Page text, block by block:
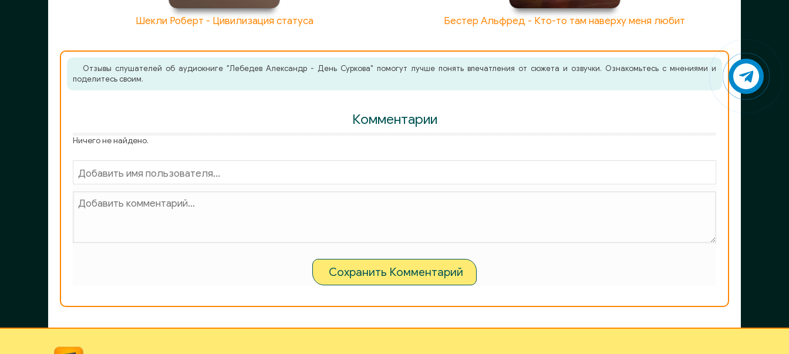
Шекли Роберт - Цивилизация статуса Бестер Альфред - Кто-то там наверху меня любит
Отзывы слушателей об аудиокниге "Лебедев Александр - День Суркова" помогут лучше понять впечатления от сюжета и озвучки. Ознакомьтесь с мнениями и
поделитесь своим.
Комментарии
Ничего не найдено.
Сохранить Комментарий